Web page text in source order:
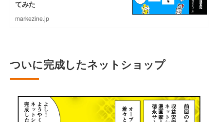
ついに完成したネットショップ